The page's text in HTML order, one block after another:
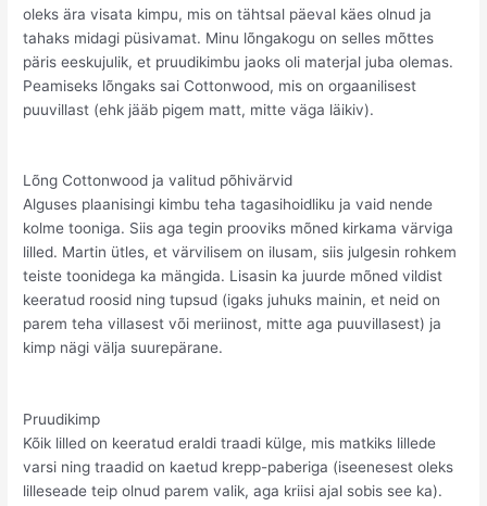
oleks ära visata kimpu, mis on tähtsal päeval käes olnud ja
tahaks midagi püsivamat. Minu lõngakogu on selles mõttes
päris eeskujulik, et pruudikimbu jaoks oli materjal juba olemas.
Peamiseks lõngaks sai Cottonwood, mis on orgaanilisest
puuvillast (ehk jääb pigem matt, mitte väga läikiv).
Lõng Cottonwood ja valitud põhivärvid
Alguses plaanisingi kimbu teha tagasihoidliku ja vaid nende
kolme tooniga. Siis aga tegin prooviks mõned kirkama värviga
lilled. Martin ütles, et värvilisem on ilusam, siis julgesin rohkem
teiste toonidega ka mängida. Lisasin ka juurde mõned vildist
keeratud roosid ning tupsud (igaks juhuks mainin, et neid on
parem teha villasest või meriinost, mitte aga puuvillasest) ja
kimp nägi välja suurepärane.
Pruudikimp
Kõik lilled on keeratud eraldi traadi külge, mis matkiks lillede
varsi ning traadid on kaetud krepp-paberiga (iseenesest oleks
lilleseade teip olnud parem valik, aga kriisi ajal sobis see ka).